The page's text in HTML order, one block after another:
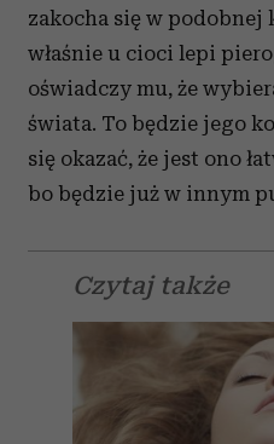
zakocha się w podobnej
właśnie u cioci lepi
oświadczy mu, że
świata. To będzie jego
się okazać, że jest ono
bo będzie już w innym
Czytaj także